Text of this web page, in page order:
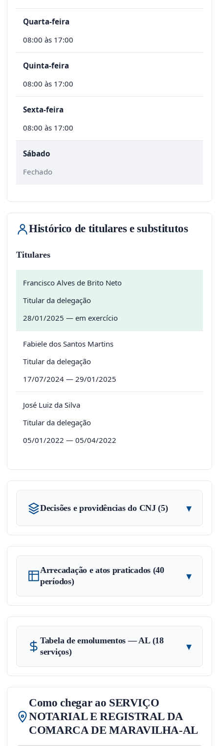
Quarta-feira
08:00 às 17:00
Quinta-feira
08:00 às 17:00
Sexta-feira
08:00 às 17:00
Sábado
Fechado
Histórico de titulares e substitutos
Titulares
Francisco Alves de Brito Neto
Titular da delegação
28/01/2025 — em exercício
Fabiele dos Santos Martins
Titular da delegação
17/07/2024 — 29/01/2025
José Luiz da Silva
Titular da delegação
05/01/2022 — 05/04/2022
Decisões e providências do CNJ (5) ▾
Arrecadação e atos praticados (40
períodos)
▾
Tabela de emolumentos — AL (18
serviços)
▾
Como chegar ao SERVIÇO
NOTARIAL E REGISTRAL DA
COMARCA DE MARAVILHA-AL